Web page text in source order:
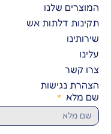
המוצרים שלנו
תקינות דלתות אש
שירותינו
עלינו
צרו קשר
הצהרת נגישות
שם מלא